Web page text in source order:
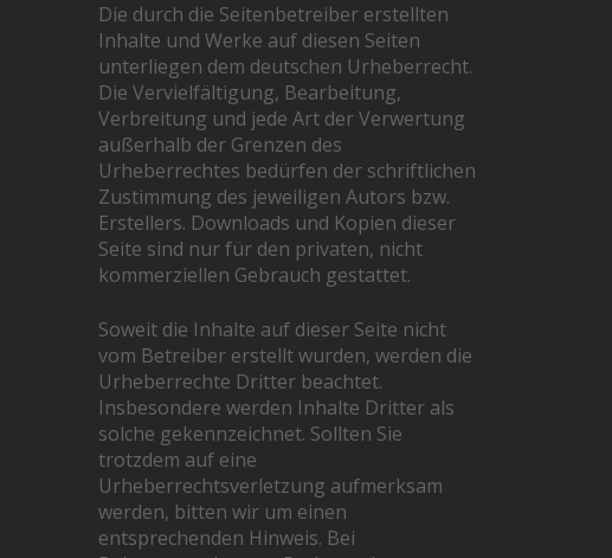
Die durch die Seitenbetreiber erstellten
Inhalte und Werke auf diesen Seiten
unterliegen dem deutschen Urheberrecht.
Die Vervielfältigung, Bearbeitung,
Verbreitung und jede Art der Verwertung
außerhalb der Grenzen des
Urheberrechtes bedürfen der schriftlichen
Zustimmung des jeweiligen Autors bzw.
Erstellers. Downloads und Kopien dieser
Seite sind nur für den privaten, nicht
kommerziellen Gebrauch gestattet.
Soweit die Inhalte auf dieser Seite nicht
vom Betreiber erstellt wurden, werden die
Urheberrechte Dritter beachtet.
Insbesondere werden Inhalte Dritter als
solche gekennzeichnet. Sollten Sie
trotzdem auf eine
Urheberrechtsverletzung aufmerksam
werden, bitten wir um einen
entsprechenden Hinweis. Bei